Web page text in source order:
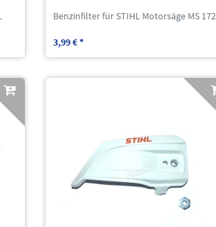
Benzinfilter für STIHL Motorsäge MS 172
3,99 € *